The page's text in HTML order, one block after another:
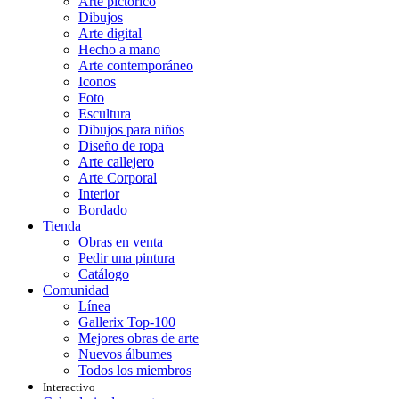
Dibujos
Arte digital
Hecho a mano
Arte contemporáneo
Iconos
Foto
Escultura
Dibujos para niños
Diseño de ropa
Arte callejero
Arte Corporal
Interior
Bordado
Tienda
Obras en venta
Pedir una pintura
Catálogo
Comunidad
Línea
Gallerix Top-100
Mejores obras de arte
Nuevos álbumes
Todos los miembros
Interactivo